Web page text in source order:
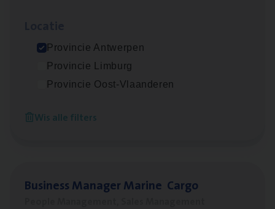
Provincie Antwerpen
Provincie Limburg
Provincie Oost-Vlaanderen
Wis alle filters
(Agi­le)ITPro­ject Manager
Antwerpen
Busi­ness Mana­ger Mari­ne Cargo